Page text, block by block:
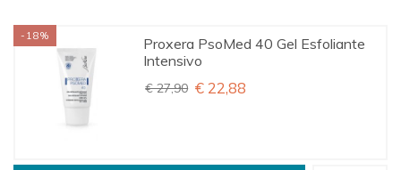
Proxera PsoMed 40 Gel Esfoliante
Intensivo
€ 27,90 € 22,88
-18%